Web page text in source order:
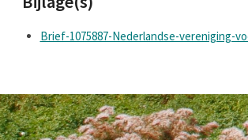
Brief-1075887-Nederlandse-vereniging-